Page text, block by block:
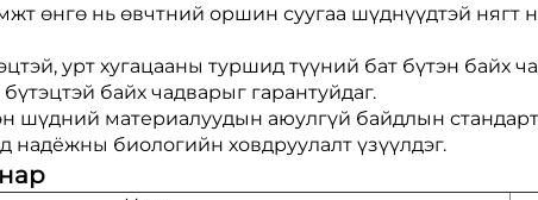
өнгө нь өвчтний оршин суугаа шүднүүдтэй нягт
урт хугацааны туршид түүний бат бүтэн байх
байх чадварыг гарантуйдаг.
шүдний материалуудын аюулгүй байдлын
надёжны биологийн ховдруулалт үзүүлдэг.